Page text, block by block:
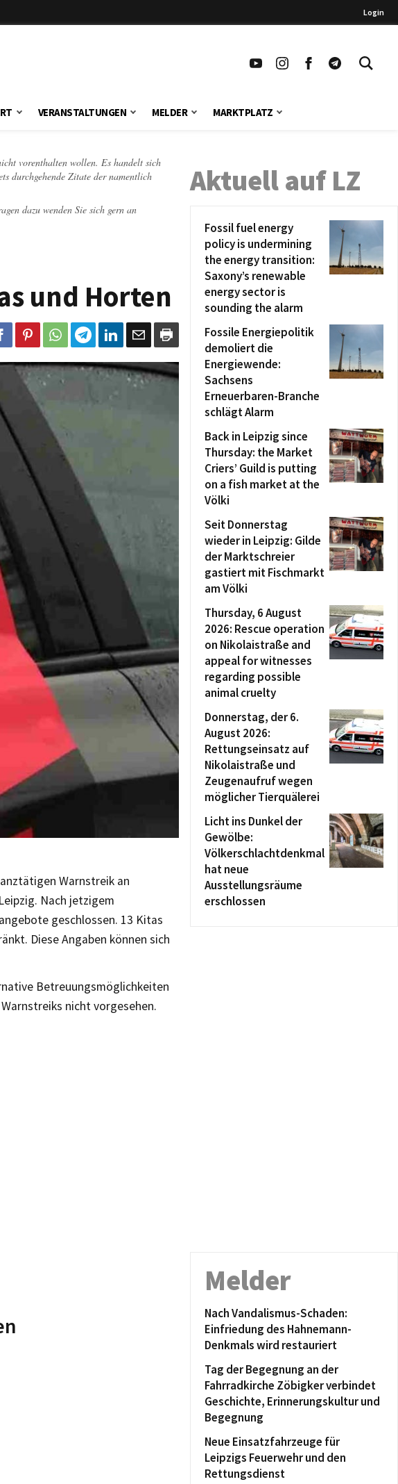
Login
VERANSTALTUNGEN MELDER MARKTPLATZ
vorenthalten wollen. Es handelt sich
durchgehende Zitate der namentlich
dazu wenden Sie sich gern an
und Horten
Warnstreik an
Nach jetzigem
geschlossen. 13 Kitas
Diese Angaben können sich
Betreuungsmöglichkeiten
nicht vorgesehen.
Aktuell auf LZ
Fossil fuel energy
policy is undermining
the energy transition:
Saxony’s renewable
energy sector is
sounding the alarm
Fossile Energiepolitik
demoliert die
Energiewende:
Sachsens
Erneuerbaren-Branche
schlägt Alarm
Back in Leipzig since
Thursday: the Market
Criers’ Guild is putting
on a fish market at the
Völki
Seit Donnerstag
wieder in Leipzig: Gilde
der Marktschreier
gastiert mit Fischmarkt
am Völki
Thursday, 6 August
2026: Rescue operation
on Nikolaistraße and
appeal for witnesses
regarding possible
animal cruelty
Donnerstag, der 6.
August 2026:
Rettungseinsatz auf
Nikolaistraße und
Zeugenaufruf wegen
möglicher Tierquälerei
Licht ins Dunkel der
Gewölbe:
Völkerschlachtdenkmal
hat neue
Ausstellungsräume
erschlossen
Melder
Nach Vandalismus-Schaden:
Einfriedung des Hahnemann-
Denkmals wird restauriert
Tag der Begegnung an der
Fahrradkirche Zöbigker verbindet
Geschichte, Erinnerungskultur und
Begegnung
Neue Einsatzfahrzeuge für
Leipzigs Feuerwehr und den
Rettungsdienst